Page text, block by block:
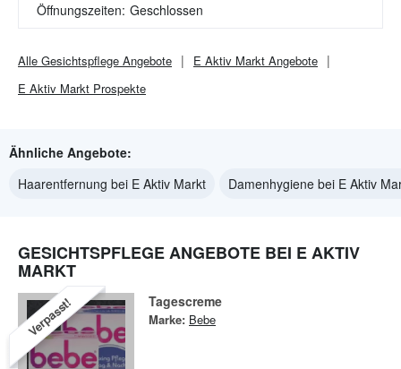
Öffnungszeiten: Geschlossen
Alle Gesichtspflege Angebote E Aktiv Markt Angebote
E Aktiv Markt Prospekte
Ähnliche Angebote:
Haarentfernung bei E Aktiv Markt
Damenhygiene bei E Aktiv
GESICHTSPFLEGE ANGEBOTE BEI E AKTIV
MARKT
Verpasst! Tagescreme
Marke: Bebe